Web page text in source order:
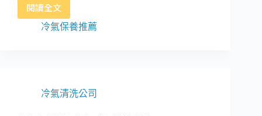
閱讀全文
新
北
冷
氣-
冷氣保養推薦
冷氣清洗公司